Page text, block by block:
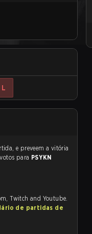
L
para PSYKN
Twitch and Youtube.
de partidas de